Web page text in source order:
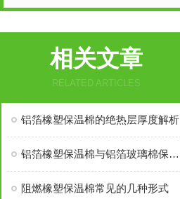
相关文章
RELATED ARTICLES
铝箔橡塑保温棉的绝热层厚度解析
铝箔橡塑保温棉与铝箔玻璃棉保温棉哪个贵
阻燃橡塑保温棉常见的几种形式